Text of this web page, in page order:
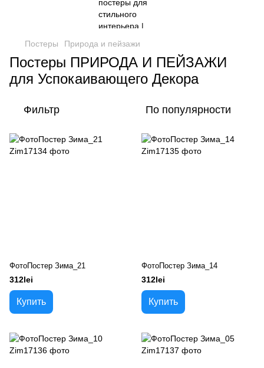
Постеры Природа и пейзажи
Постеры ПРИРОДА И ПЕЙЗАЖИ
для Успокаивающего Декора
Фильтр По популярности
ФотоПостер Зима_21
312lei
Купить
ФотоПостер Зима_14
312lei
Купить